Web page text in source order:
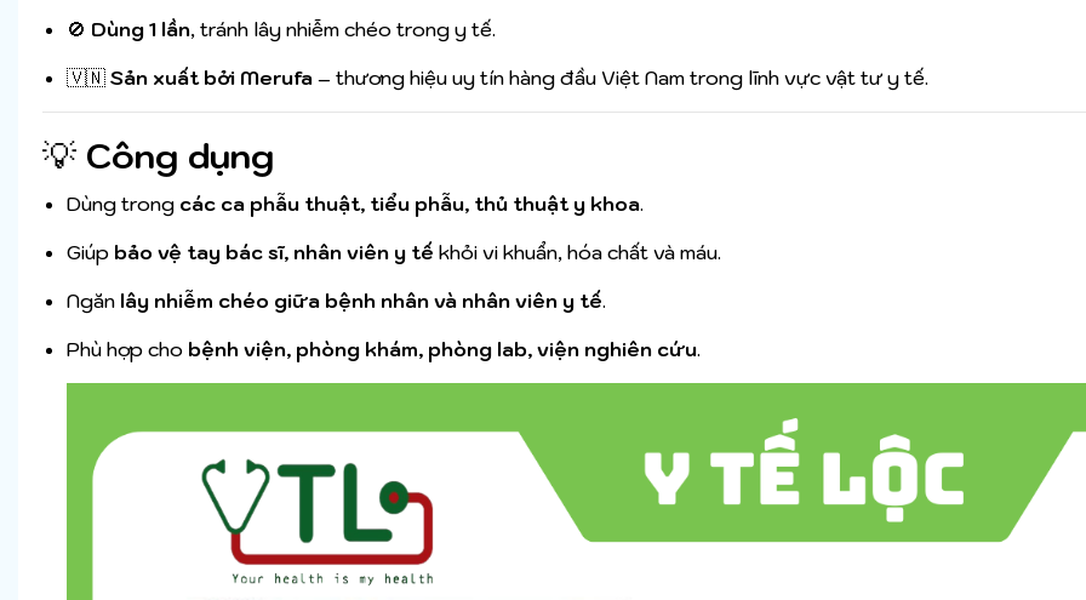
🚫 Dùng 1 lần, tránh lây nhiễm chéo trong y tế.
🇻🇳 Sản xuất bởi Merufa – thương hiệu uy tín hàng đầu Việt Nam trong lĩnh vực vật tư y tế.
💡 Công dụng
Dùng trong các ca phẫu thuật, tiểu phẫu, thủ thuật y khoa.
Giúp bảo vệ tay bác sĩ, nhân viên y tế khỏi vi khuẩn, hóa chất và máu.
Ngăn lây nhiễm chéo giữa bệnh nhân và nhân viên y tế.
Phù hợp cho bệnh viện, phòng khám, phòng lab, viện nghiên cứu.